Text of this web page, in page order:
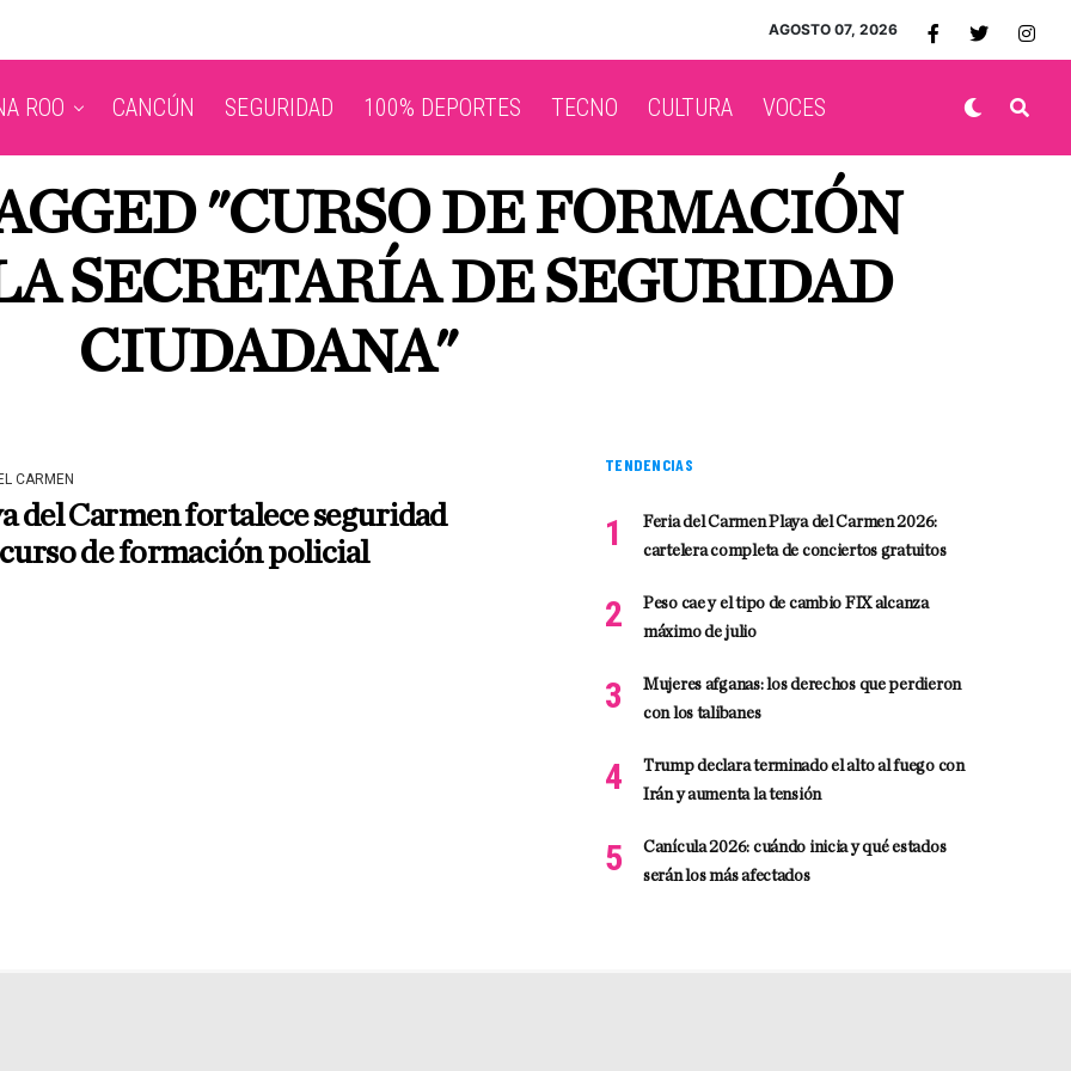
AGOSTO 07, 2026
ROO CANCÚN SEGURIDAD 100% DEPORTES TECNO CULTURA VOCES
"CURSO DE FORMACIÓN
SECRETARÍA DE SEGURIDAD
CIUDADANA"
CARMEN
del Carmen fortalece seguridad
de formación policial
TENDENCIAS
Feria del Carmen Playa del Carmen 2026:
cartelera completa de conciertos gratuitos
Peso cae y el tipo de cambio FIX alcanza
máximo de julio
Mujeres afganas: los derechos que perdieron
con los talibanes
Trump declara terminado el alto al fuego con
Irán y aumenta la tensión
Canícula 2026: cuándo inicia y qué estados
serán los más afectados